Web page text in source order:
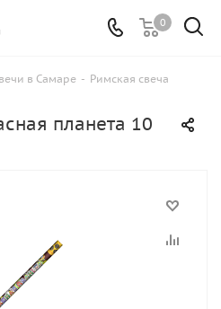
0
в Самаре - Римская свеча
планета 10